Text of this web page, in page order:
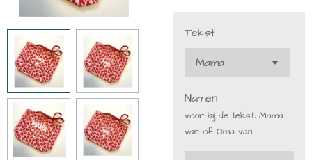
Tekst
Namen
voor bij de tekst: Mama
van of Oma van